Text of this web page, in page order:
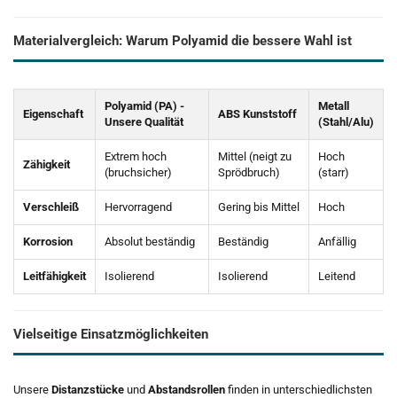
Materialvergleich: Warum Polyamid die bessere Wahl ist
Eigenschaft
Polyamid (PA) -
Unsere Qualität
ABS Kunststoff
Metall
(Stahl/Alu)
Zähigkeit
Extrem hoch
(bruchsicher)
Mittel (neigt zu
Sprödbruch)
Hoch
(starr)
Verschleiß Hervorragend Gering bis Mittel Hoch
Korrosion Absolut beständig Beständig Anfällig
Leitfähigkeit Isolierend Isolierend Leitend
Vielseitige Einsatzmöglichkeiten
Unsere Distanzstücke und Abstandsrollen finden in unterschiedlichsten